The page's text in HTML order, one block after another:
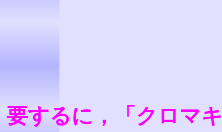
要するに，「クロマ